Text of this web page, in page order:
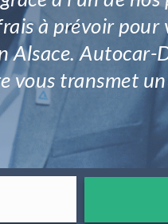
à prévoir
Alsace.
vous transmet